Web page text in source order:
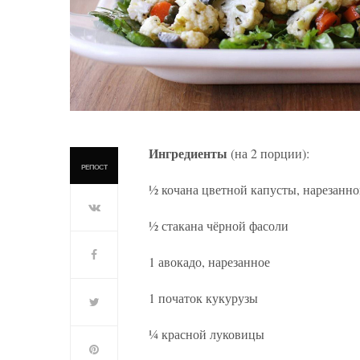
РЕПОСТ
Ингредиенты (на 2 порции):
½ кочана цветной капусты,
½ стакана чёрной фасоли
1 авокадо, нарезанное
1 початок кукурузы
¼ красной луковицы